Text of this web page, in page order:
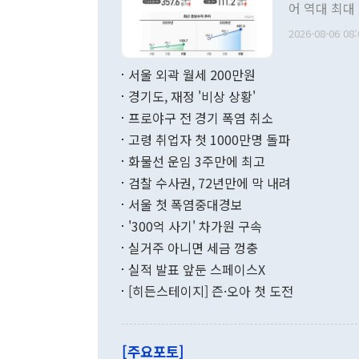
관의 무리한
다. [정동영 통일부 장관이 지난달 23일 오후 서울 종로구 정부서울청사에
무너졌다고
함께 4자 대
"우리의 선
관은 업무
어 역대 최
료=한국은행] 한국은행이 6일 발표한 '2026년 6월 국제수지(잠정)'
며 월간 기
196.9% 급
수출은
기록했지만
로 전환됐다.
는 배당수입
2026-08-06
서울 외곽 월세 200만원
경기도, 재정 '비상 상황'
프로야구 전 경기 폭염 취소
고령 취업자 첫 1000만명 돌파
화물선 운임 3주만에 최고
검찰 수사권, 72년만에 막 내려
서울 첫 폭염중대경보
'300억 사기' 차가원 구속
실거주 아니면 세금 껑충
실적 발표 앞둔 스페이스X
[히든스테이지] 즌·오아 첫 도전
[주요포토]